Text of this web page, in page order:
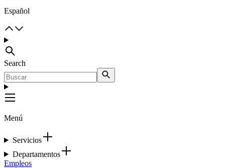
Español
Search
Menú
Servicios
Departamentos
Empleos